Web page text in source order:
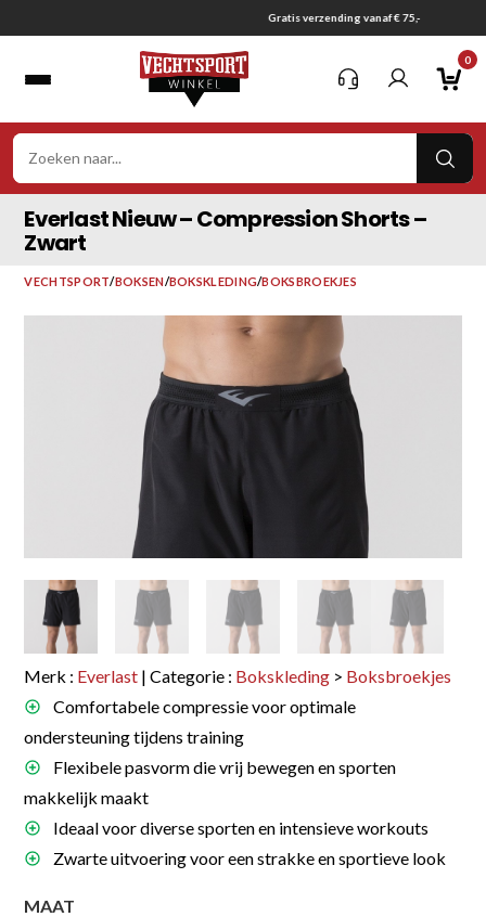
naar
Gratis verzending vanaf € 75,-
0
Everlast Nieuw – Compression Shorts –
Zwart
VECHTSPORT/BOKSEN/BOKSKLEDING/BOKSBROEKJES
Merk : Everlast | Categorie : Bokskleding > Boksbroekjes
Comfortabele compressie voor optimale
ondersteuning tijdens training
Flexibele pasvorm die vrij bewegen en sporten
makkelijk maakt
Ideaal voor diverse sporten en intensieve workouts
Zwarte uitvoering voor een strakke en sportieve look
MAAT